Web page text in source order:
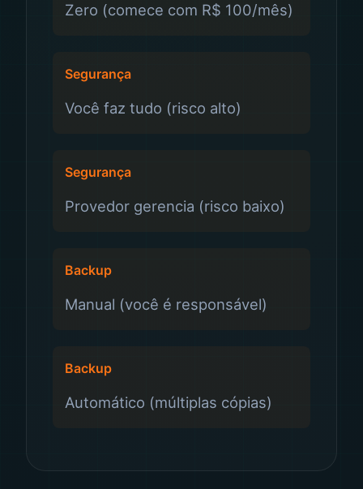
Zero (comece com R$ 100/mês)
Segurança
Você faz tudo (risco alto)
Segurança
Provedor gerencia (risco baixo)
Backup
Manual (você é responsável)
Backup
Automático (múltiplas cópias)